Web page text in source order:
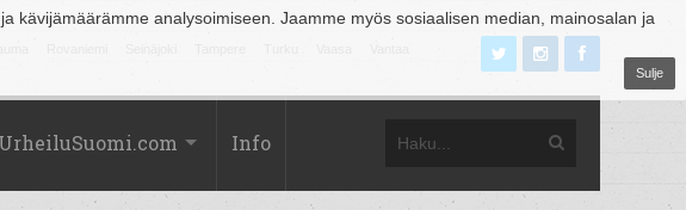
kävijämäärämme analysoimiseen. Jaamme myös sosiaalisen median, mainosalan ja
Sulje
UrheiluSuomi.com Info